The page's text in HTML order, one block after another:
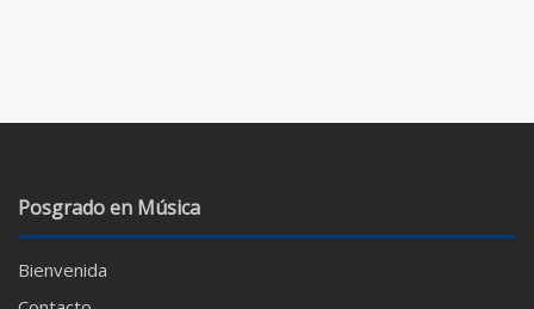
Posgrado en Música
Bienvenida